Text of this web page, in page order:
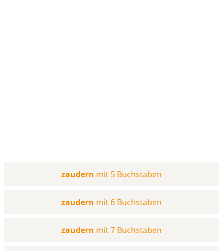
zaudern mit 5 Buchstaben
zaudern mit 6 Buchstaben
zaudern mit 7 Buchstaben